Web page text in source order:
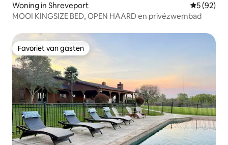
Woning in Shreveport
5 (92)
MOOI KINGSIZE BED, OPEN HAARD en privézwembad
Favoriet van gasten
Favoriet van gasten